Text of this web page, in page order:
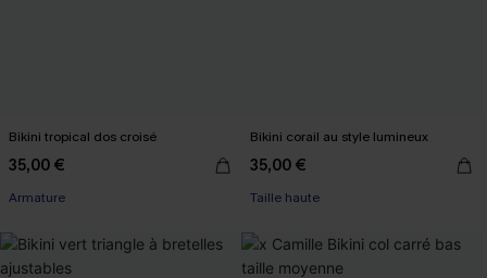
Bikini tropical dos croisé
35,00 €
Armature
Bikini corail au style lumineux
35,00 €
Taille haute